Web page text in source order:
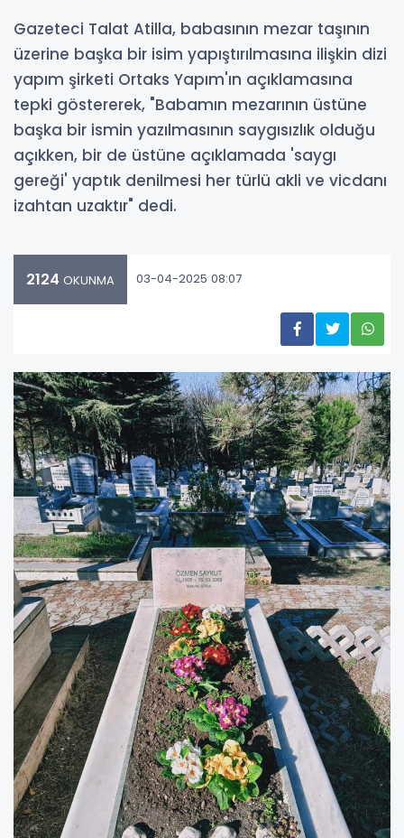
Gazeteci Talat Atilla, babasının mezar taşının
üzerine başka bir isim yapıştırılmasına ilişkin dizi
yapım şirketi Ortaks Yapım'ın açıklamasına
tepki göstererek, "Babamın mezarının üstüne
başka bir ismin yazılmasının saygısızlık olduğu
açıkken, bir de üstüne açıklamada 'saygı
gereği' yaptık denilmesi her türlü akli ve vicdanı
izahtan uzaktır" dedi.
2124 OKUNMA 03-04-2025 08:07